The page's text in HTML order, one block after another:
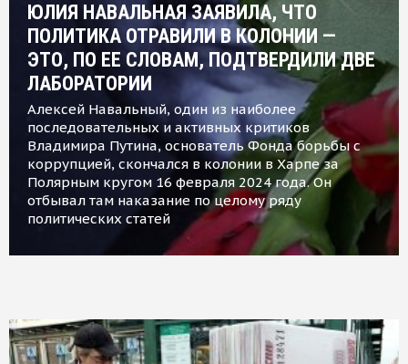
ЮЛИЯ НАВАЛЬНАЯ ЗАЯВИЛА, ЧТО
ПОЛИТИКА ОТРАВИЛИ В КОЛОНИИ —
ЭТО, ПО ЕЕ СЛОВАМ, ПОДТВЕРДИЛИ ДВЕ
ЛАБОРАТОРИИ
Алексей Навальный, один из наиболее
последовательных и активных критиков
Владимира Путина, основатель Фонда борьбы с
коррупцией, скончался в колонии в Харпе за
Полярным кругом 16 февраля 2024 года. Он
отбывал там наказание по целому ряду
политических статей